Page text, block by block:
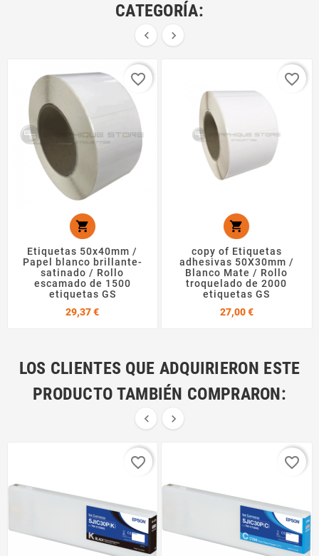
CATEGORÍA:
 

Etiquetas 50x40mm /
Papel blanco brillante-
satinado / Rollo
escamado de 1500
etiquetas GS
29,37 €Precio
favorite_border

copy of Etiquetas
adhesivas 50X30mm /
Blanco Mate / Rollo
troquelado de 2000
etiquetas GS
27,00 €Precio
favorite_border
LOS CLIENTES QUE ADQUIRIERON ESTE
PRODUCTO TAMBIÉN COMPRARON:
 
favorite_border favorite_border